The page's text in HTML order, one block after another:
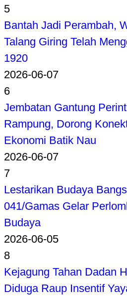
5
Bantah Jadi Perambah,
Talang Giring Telah
1920
2026-06-07
6
Jembatan Gantung
Rampung, Dorong
Ekonomi Batik Nau
2026-06-07
7
Lestarikan Budaya
041/Gamas Gelar
Budaya
2026-06-05
8
Kejagung Tahan Dadan
Diduga Raup Insentif